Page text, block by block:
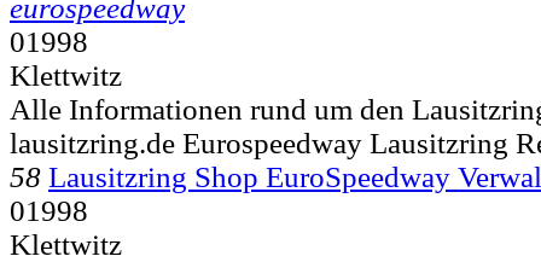
eurospeedway
01998
Klettwitz
Alle Informationen rund um den
lausitzring.de Eurospeedway Lausitzring
58 Lausitzring Shop EuroSpeedway
01998
Klettwitz